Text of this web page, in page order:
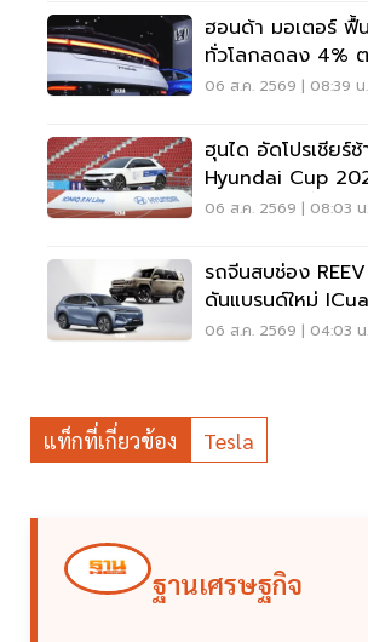
ฮอนด้า มอเตอร์ ฟื้
ทั่วโลกลดลง 4%
ร่วง
06 ส.ค. 2569 | 08:39 น.
ฮุนได อัดโปรเชียร์
Hyundai Cup
5 แสน แจกเสื้อทีมช
06 ส.ค. 2569 | 08:03 น.
รถจีนสบช่อง
ดันแบรนด์ใหม่
ส่ง Starray
06 ส.ค. 2569 | 04:03 น.
แท็กที่เกี่ยวข้อง Tesla
ฐานเศรษฐกิจ